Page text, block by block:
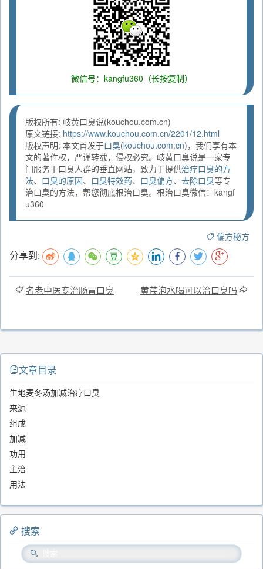
微信号：kangfu360（长按复制）
版权所有: 岐黄口臭说(kouchou.com.cn)
原文链接: https://www.kouchou.com.cn/2201/12.html
版权声明: 本文首发于口臭(kouchou.com.cn)，我们享有本
文的著作权，严谨转载，侵权必究。岐黄口臭说是一家专
门服务于口臭人群的垂直网站，致力于提供治疗口臭的方
法、 口臭的原因、 口臭特效药、 口臭偏方、 去除口臭等专
治口臭的方法，帮您彻底根治口臭。根治口臭微信：kangf
u360
偏方秘方
分享到:
名老中医专治肠胃口臭 黄芪泡水喝可以治口臭吗
文章目录
生地麦冬汤加减治疗口臭
来源
组成
加减
功用
主治
用法
搜索